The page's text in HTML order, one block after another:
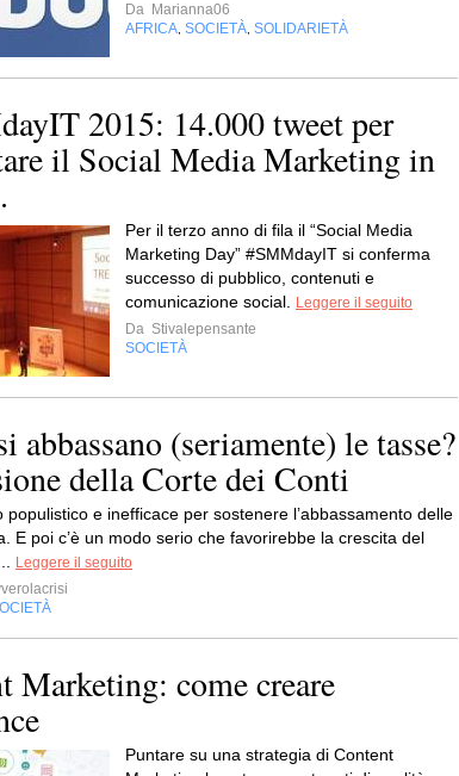
Da Marianna06
AFRICA SOCIETÀ SOLIDARIETÀ
2015: 14.000 tweet per
il Social Media Marketing in
Per il terzo anno di fila il “Social Media
Marketing Day” #SMMdayIT si conferma
successo di pubblico, contenuti e
comunicazione social.
Leggere il seguito
Da Stivalepensante
SOCIETÀ
abbassano (seriamente) le tasse?
della Corte dei Conti
populistico e inefficace per sostenere l’abbassamento delle
E poi c’è un modo serio che favorirebbe la crescita del
Leggere il seguito
Marketing: come creare
Puntare su una strategia di Content